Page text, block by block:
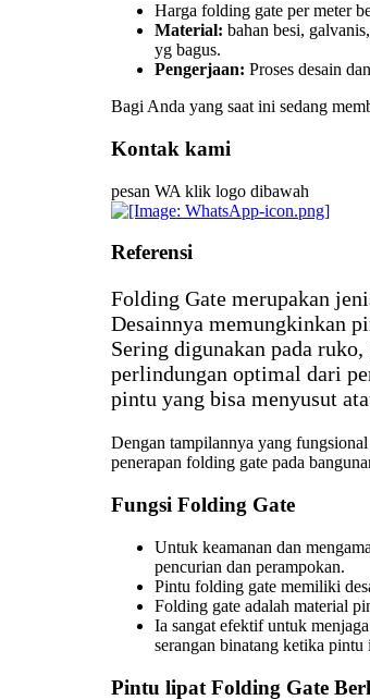
Harga folding gate per meter
Material: bahan besi,
yg bagus.
Pengerjaan: Proses desain
Bagi Anda yang saat ini sedang
Kontak kami
pesan WA klik logo dibawah
Referensi
Folding Gate merupakan
Desainnya memungkinkan
Sering digunakan pada
perlindungan optimal dari
pintu yang bisa menyusut
Dengan tampilannya yang
penerapan folding gate pada
Fungsi Folding Gate
Untuk keamanan dan
pencurian dan perampokan.
Pintu folding gate memiliki
Folding gate adalah material
Ia sangat efektif untuk
serangan binatang ketika pintu
Pintu lipat Folding Gate